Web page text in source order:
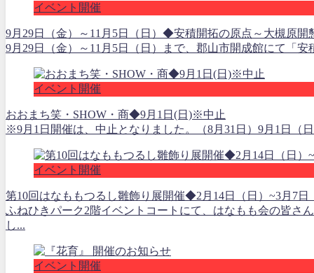
イベント開催
9月29日（金）～11月5日（日）◆安積開拓の原点～大槻原開
9月29日（金）～11月5日（日）まで、郡山市開成館にて「
イベント開催
おおまち笑・SHOW・商◆9月1日(日)※中止
※9月1日開催は、中止となりました。（8月31日）9月1日（
イベント開催
第10回はなももつるし雛飾り展開催◆2月14日（日）~3月7日
ふねひきパーク2階イベントコートにて、はなもも会の皆さ
し...
イベント開催